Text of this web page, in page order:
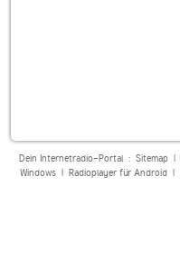
Dein Internetradio-Portal : Sitemap|
Windows| Radioplayer für Android|